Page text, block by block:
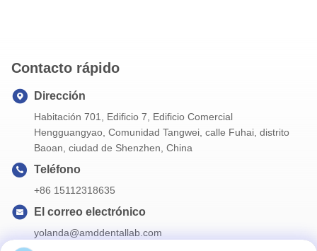
Contacto rápido
Dirección
Habitación 701, Edificio 7, Edificio Comercial
Hengguangyao, Comunidad Tangwei, calle Fuhai, distrito
Baoan, ciudad de Shenzhen, China
Teléfono
+86 15112318635
El correo electrónico
yolanda@amddentallab.com